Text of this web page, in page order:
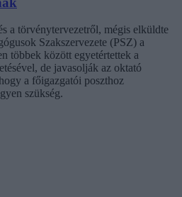
a törvénytervezetről, mégis elküldte
Szakszervezete (PSZ) a
többek között egyetértettek a
de javasolják az oktató
a főigazgatói poszthoz
szükség.